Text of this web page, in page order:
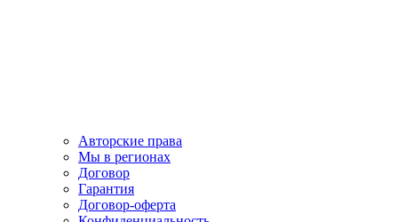
Авторские права
Мы в регионах
Договор
Гарантия
Договор-оферта